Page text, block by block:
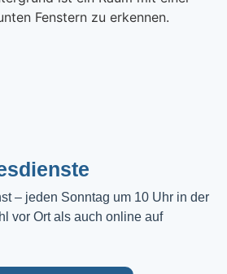
– jeden Sonntag um 10 Uhr in der
vor Ort als auch online auf